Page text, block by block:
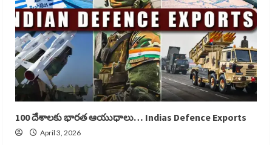
100 దేశాలకు భారత ఆయుధాలు… Indias Defence Exports
April 3, 2026